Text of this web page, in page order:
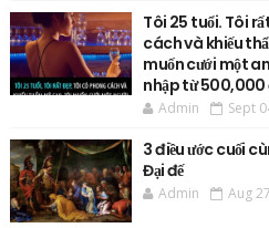
Tôi 25 tuổi. Tôi
cách và khiếu
muốn cưới một
nhập từ 500,000
Admin Sept
3 điều ước cuối
Đại đế
Admin Aug